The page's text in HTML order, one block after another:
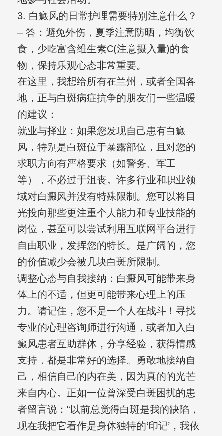
3. 白癜风的日常护理需要特别注意什么？
– 答：避免外伤，夏季注意防晒，均衡饮
食，少吃富含维生素C(注意摄入量)的食
物，保持乐观心态非常重要。
在这里，我想给所有在兰州，或者全国各
地，正与白斑病症抗争的朋友们一些温暖
的建议：
就业与择业：如果您发现自己患有白癜
风，特别是白斑位于暴露部位，且对您的
求职方向有严格要求（如警务、军工
等），不必过于沮丧。许多行业和职业领
域对白癜风并没有特殊限制。您可以将目
光投向那些更注重个人能力和专业技能的
岗位，甚至可以尝试利用互联网平台进行
自由职业，发挥您的特长。是广阔的，您
的价值减少会被几块白斑所限制。
调整心态与自我接纳：白癜风可能带来身
体上的不适，但更可能带来心理上的压
力。请记住，您不是一个人在战斗！寻找
专业的心理咨询师进行沟通，或者加入白
癜风患者互助群体，分享经验，获得情感
支持，都是非常好的选择。勇敢地接纳自
己，相信自己的内在美，因为真的的光芒
来自内心。正如一位曾深受白斑困扰的患
者留言说：“以前总觉得白斑是我的缺陷，
现在我把它看作是身体独特的‘印记’，我依